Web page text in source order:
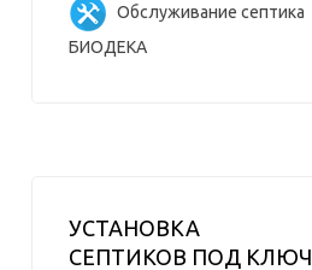
Обслуживание септика
БИОДЕКА
УСТАНОВКА
СЕПТИКОВ ПОД КЛЮЧ